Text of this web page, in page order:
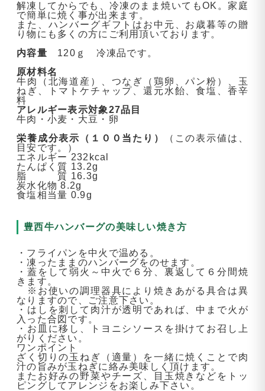
解凍してからでも、冷凍のまま焼いてもOK。家庭
で簡単に焼く事が出来ます。
また、ハンバーグギフトはお中元、お歳暮等の贈
り物にも多くの方にご利用頂いております。
内容量 120ｇ 冷凍品です。
原材料名
牛肉（北海道産）、つなぎ（鶏卵、パン粉）、玉
ねぎ、トマトケチャップ、還元水飴、食塩、香辛
料
アレルギー表示対象27品目
牛肉・小麦・大豆・卵
栄養成分表示（１００当たり）
（この表示値は、
目安です。）
エネルギー 232kcal
たんぱく質 13.2g
脂 質 16.3g
炭水化物 8.2g
食塩相当量 0.9g
豊西牛ハンバーグの美味しい焼き方
・フライパンを中火で温める。
・凍ったままのハンバーグをのせます。
・蓋をして弱火～中火で６分、裏返して６分間焼
きます。
※お使いの調理器具により焼きあがる具合は異
なりますので、ご注意下さい。
・はしを刺して肉汁が透明であれば、中まで火が
入った合図です。
・お皿に移し、トヨニシソースを掛けてお召し上
がりください。
ワンポイント
ざく切りの玉ねぎ（適量）を一緒に焼くことで肉
汁の旨みが玉ねぎに絡み美味しく頂けます。
またお好みの野菜やチーズ、目玉焼きなどをトッ
ピングしてアレンジをお楽しみ下さい。